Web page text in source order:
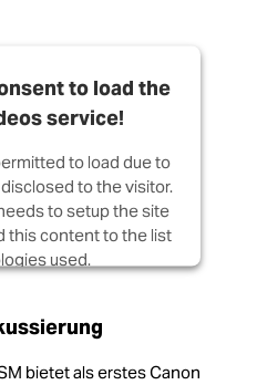
to load the
service!
to load due to
to the visitor.
to setup the site
this content to the list
used.
Platform
bietet als erstes Canon